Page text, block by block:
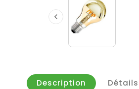

Description